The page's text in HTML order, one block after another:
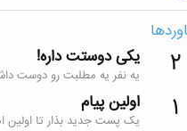
2 یکی دوستت داره!
یه نفر یه مطلبت رو دوست
1 اولین پیام
یک پست جدید بذار تا اولین